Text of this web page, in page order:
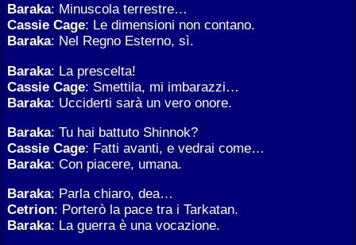
Baraka: Minuscola terrestre…
Cassie Cage: Le dimensioni non contano.
Baraka: Nel Regno Esterno, sì.
Baraka: La prescelta!
Cassie Cage: Smettila, mi imbarazzi…
Baraka: Ucciderti sarà un vero onore.
Baraka: Tu hai battuto Shinnok?
Cassie Cage: Fatti avanti, e vedrai come…
Baraka: Con piacere, umana.
Baraka: Parla chiaro, dea…
Cetrion: Porterò la pace tra i Tarkatan.
Baraka: La guerra è una vocazione.